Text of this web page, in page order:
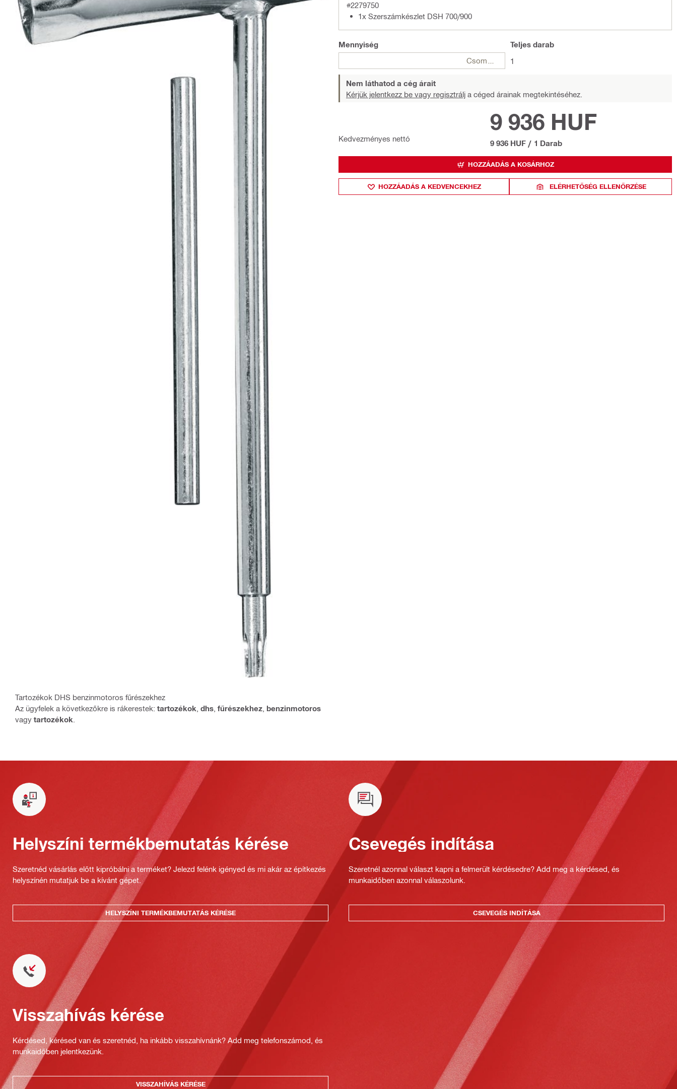
Tartozékok DHS benzinmotoros fűrészekhez
Az ügyfelek a következőkre is rákerestek: tartozékok dhs fűrészekhez benzinmotoros
vagy tartozékok
#2279750
1x Szerszámkészlet DSH 700/900
Mennyiség
Teljes darab
1
Nem láthatod a cég árait
Kérjük jelentkezz be vagy regisztrálj a céged árainak megtekintéséhez.
Kedvezményes nettó
9 936 HUF
9 936 HUF / 1 Darab
HOZZÁADÁS A KOSÁRHOZ
HOZZÁADÁS A KEDVENCEKHEZ ELÉRHETŐSÉG ELLENŐRZÉSE
Helyszíni termékbemutatás kérése
Szeretnéd vásárlás előtt kipróbálni a terméket? Jelezd felénk igényed és mi akár az építkezés
helyszínén mutatjuk be a kívánt gépet.
HELYSZÍNI TERMÉKBEMUTATÁS KÉRÉSE
Csevegés indítása
Szeretnél azonnal választ kapni a felmerült kérdésedre? Add meg a kérdésed, és
munkaidőben azonnal válaszolunk.
CSEVEGÉS INDÍTÁSA
Visszahívás kérése
Kérdésed, kérésed van és szeretnéd, ha inkább visszahívnánk? Add meg telefonszámod, és
munkaidőben jelentkezünk.
VISSZAHÍVÁS KÉRÉSE